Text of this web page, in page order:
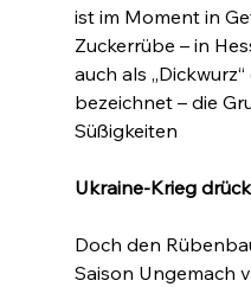
ist im Moment in
Zuckerrübe – in
auch als
bezeichnet – die
Süßigkeiten
Ukraine-Krieg
Doch den
Saison Ungemach